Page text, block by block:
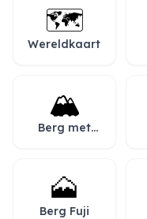
Amerika
🗺️
Wereldkaart
🏔️
Berg met
🗻
Berg Fuji